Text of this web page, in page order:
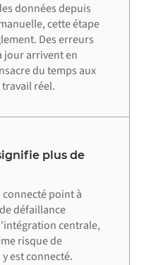
données depuis
cette étape
Des erreurs
jour arrivent en
du temps aux
réel.
plus de
connecté point à
défaillance
centrale,
risque de
est connecté.